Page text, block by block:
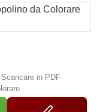
in PDF